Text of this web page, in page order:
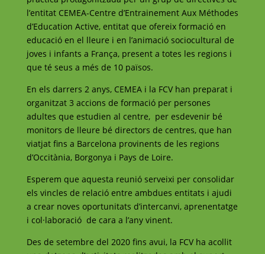
l’entitat CEMEA-Centre d’Entrainement Aux Méthodes
d’Education Active, entitat que ofereix formació en
educació en el lleure i en l’animació sociocultural de
joves i infants a França, present a totes les regions i
que té seus a més de 10 països.
En els darrers 2 anys, CEMEA i la FCV han preparat i
organitzat 3 accions de formació per persones
adultes que estudien al centre, per esdevenir bé
monitors de lleure bé directors de centres, que han
viatjat fins a Barcelona provinents de les regions
d’Occitània, Borgonya i Pays de Loire.
Esperem que aquesta reunió serveixi per consolidar
els vincles de relació entre ambdues entitats i ajudi
a crear noves oportunitats d’intercanvi, aprenentatge
i col·laboració de cara a l’any vinent.
Des de setembre del 2020 fins avui, la FCV ha acollit